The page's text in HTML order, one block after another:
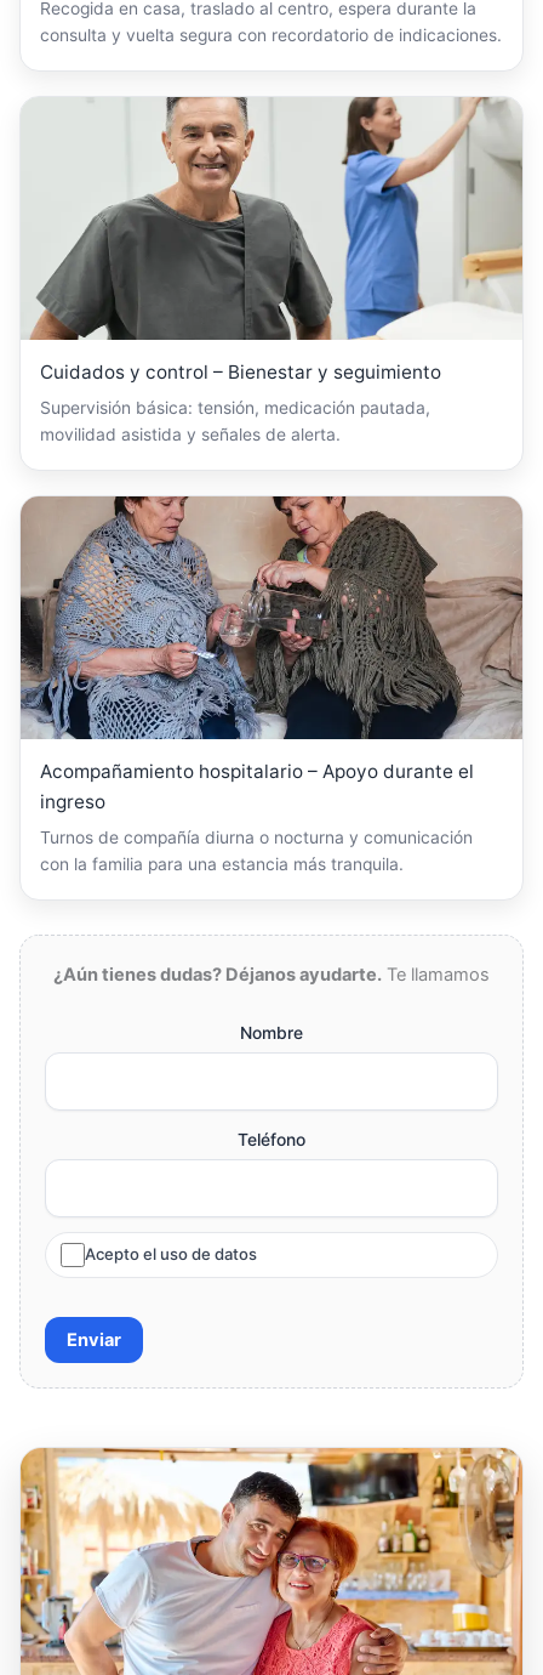
Recogida en casa, traslado al centro, espera durante la
consulta y vuelta segura con recordatorio de indicaciones.
Cuidados y control – Bienestar y seguimiento
Supervisión básica: tensión, medicación pautada,
movilidad asistida y señales de alerta.
Acompañamiento hospitalario – Apoyo durante el
ingreso
Turnos de compañía diurna o nocturna y comunicación
con la familia para una estancia más tranquila.
¿Aún tienes dudas? Déjanos ayudarte. Te llamamos
Nombre
Teléfono
Acepto el uso de datos
Enviar